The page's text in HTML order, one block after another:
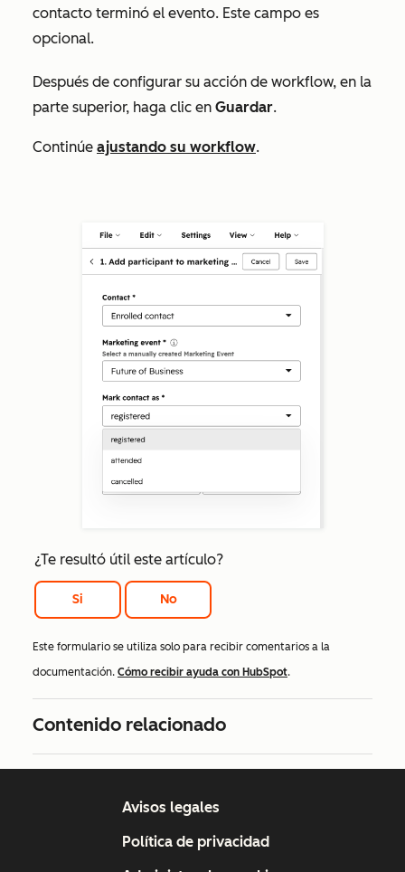
contacto terminó el evento. Este campo es
opcional.
Después de configurar su acción de workflow, en la
parte superior, haga clic en Guardar.
Continúe ajustando su workflow.
¿Te resultó útil este artículo?
Si No
Este formulario se utiliza solo para recibir comentarios a la
documentación. Cómo recibir ayuda con HubSpot.
Contenido relacionado
Avisos legales
Política de privacidad